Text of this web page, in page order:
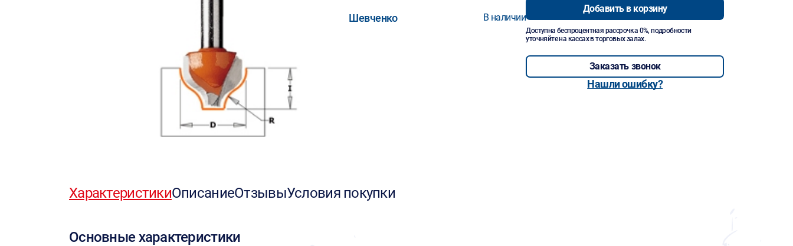
Шевченко В наличии
Добавить в корзину
Доступна беспроцентная рассрочка 0%, подробности
уточняйте на кассах в торговых залах.
Заказать звонок
Нашли ошибку?
ХарактеристикиОписаниеОтзывыУсловия покупки
Основные характеристики